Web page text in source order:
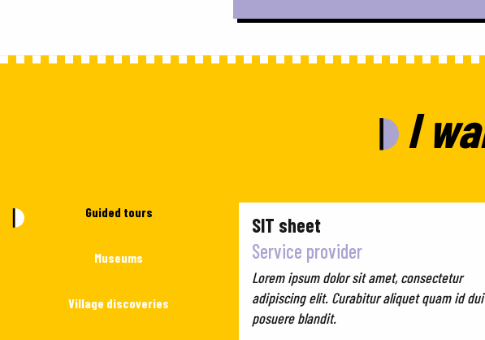
I
Guided tours
Museums
Village discoveries
SIT sheet
Service provider
Lorem ipsum dolor sit amet, consectetur
adipiscing elit. Curabitur aliquet quam id dui
posuere blandit.